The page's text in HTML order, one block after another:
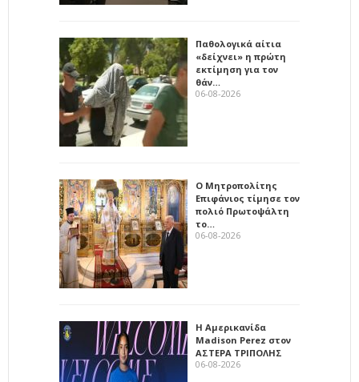
Παθολογικά αίτια
«δείχνει» η πρώτη
εκτίμηση για τον
θάν…
06-08-2026
Ο Μητροπολίτης
Επιφάνιος τίμησε τον
πολιό Πρωτοψάλτη
το…
06-08-2026
Η Αμερικανίδα
Madison Perez στον
ΑΣΤΕΡΑ ΤΡΙΠΟΛΗΣ
06-08-2026